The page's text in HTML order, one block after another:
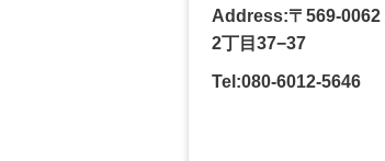
Address:〒569-0062
2丁目37−37
Tel:080-6012-5646